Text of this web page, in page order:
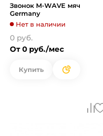
Звонок M-WAVE мяч
Germany
Нет в наличии
0 руб.
От 0 руб./мес
Купить